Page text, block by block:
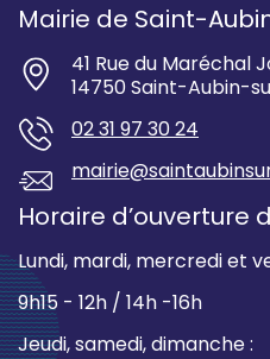
Mairie de Saint-
41 Rue du Maréchal
14750 Saint-Aubin-
02 31 97 30 24
Horaire d’ouverture
Lundi, mardi, mercredi et
9h15 - 12h / 14h -16h
Jeudi, samedi, dimanche :